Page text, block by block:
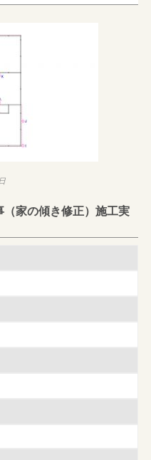
家の傾き修正）施工実